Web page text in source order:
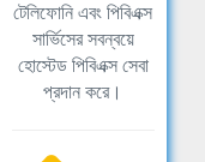
টেলিফোনি এবং পিবিএক্স
সার্ভিসের সবন্বয়ে
হোস্টেড পিবিএক্স সেবা
প্রদান করে।